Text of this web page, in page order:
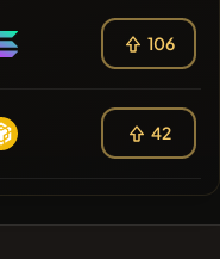
106
42